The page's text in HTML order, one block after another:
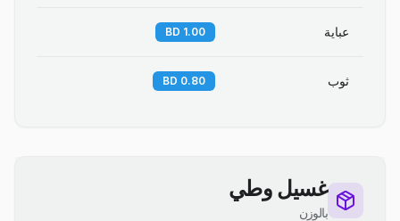
عباية 1.00 BD
ثوب 0.80 BD
غسيل وطي
بالوزن